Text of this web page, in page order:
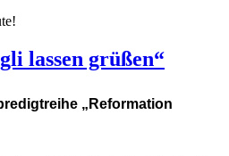
lassen grüßen“
„Reformation